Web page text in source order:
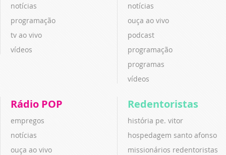
notícias
programação
tv ao vivo
vídeos
notícias
ouça ao vivo
podcast
programação
programas
vídeos
Rádio POP
empregos
notícias
ouça ao vivo
Redentoristas
história pe. vitor
hospedagem santo afonso
missionários redentoristas